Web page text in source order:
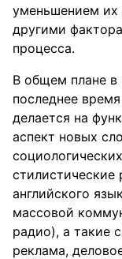
уменьшением их
другими
процесса.
В общем плане в
последнее
делается на
аспект новых
стилистические
английского
массовой
радио), а такие
реклама,